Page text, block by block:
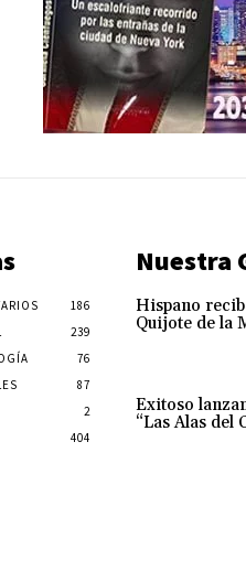
186
239
76
87
2
404
Nuestra
Hispano
Quijote de la
Exitoso
“Las Alas del